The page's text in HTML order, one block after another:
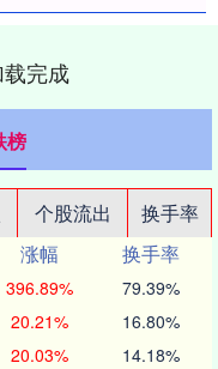
完成
榜
个股流出
换手率
涨幅
换手率
396.89% 79.39%
20.21% 16.80%
20.03% 14.18%